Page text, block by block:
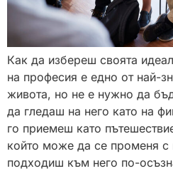
Как да избереш своята
на професия е едно от най-
живота, но не е нужно да
да гледаш на него като на
го приемеш като
който може да се променя с
подходиш към него по-